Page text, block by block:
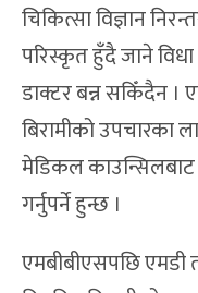
चिकित्सा विज्ञान
परिस्कृत हुँदै जाने
डाक्टर बन्न सकिँदैन ।
बिरामीको उपचारका
मेडिकल काउन्सिलबाट
गर्नुपर्ने हुन्छ ।
एमबीबीएसपछि एमडी